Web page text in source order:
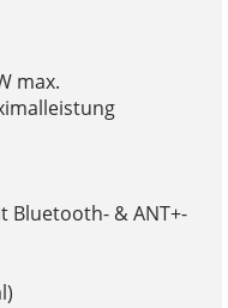
max.
Bluetooth- & ANT+-